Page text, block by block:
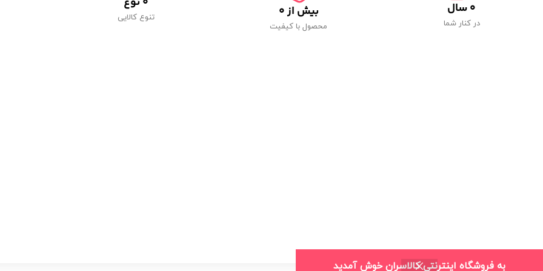
به فروشگاه اینترنتی کالاسران خوش آمدید
در کنار شما
0
محصول با کیفیت
بیش از 0 تنوع کالایی